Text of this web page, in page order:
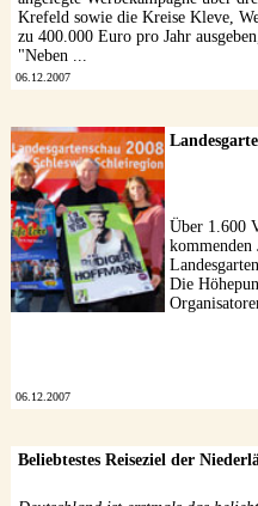
Krefeld sowie die Kreise Kleve,
zu 400.000 Euro pro Jahr
"Neben ...
06.12.2007
Über 1.600
kommenden
Die
06.12.2007
Beliebtestes Reiseziel der